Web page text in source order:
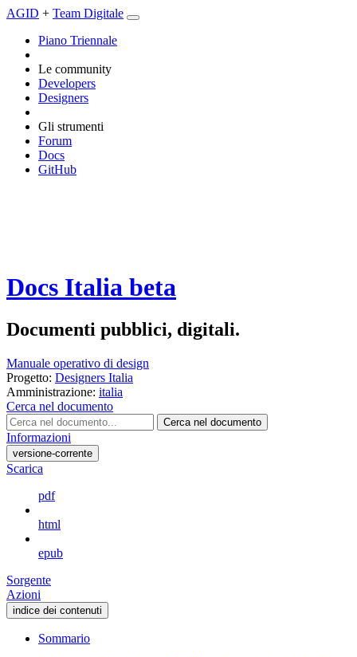
AGID + Team Digitale
Piano Triennale
Le community
Developers
Designers
Gli strumenti
Forum
Docs
GitHub
Docs Italia beta
Documenti pubblici, digitali.
Manuale operativo di design
Progetto: Designers Italia
Amministrazione: italia
Cerca nel documento
Cerca nel documento
Informazioni
versione-corrente
Scarica
pdf
html
epub
Sorgente
Azioni
indice dei contenuti
Sommario